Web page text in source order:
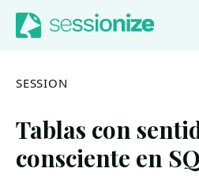
Jump to navigation
Jump to content
SESSION
Tablas con
consciente en